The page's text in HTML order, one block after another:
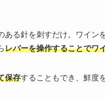
ある針を刺すだけ。ワイン
レバーを操作することでワ
保存することもでき、鮮度